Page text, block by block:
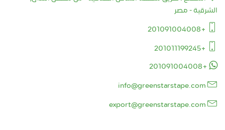
الشرقية - مصر
info@greenstarstape.com
export@greenstarstape.com